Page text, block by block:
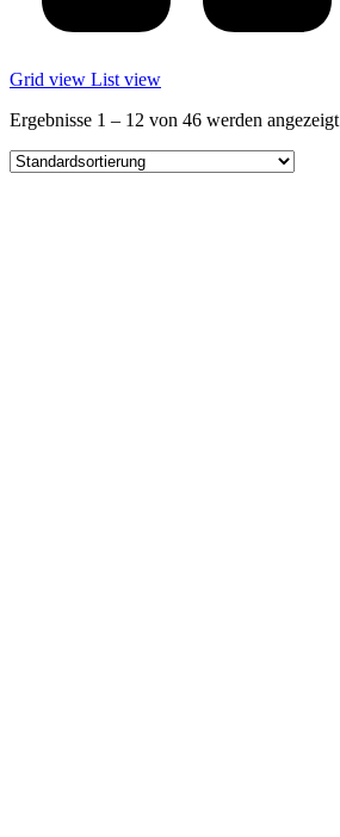
Grid view List view
Ergebnisse 1 – 12 von 46 werden angezeigt